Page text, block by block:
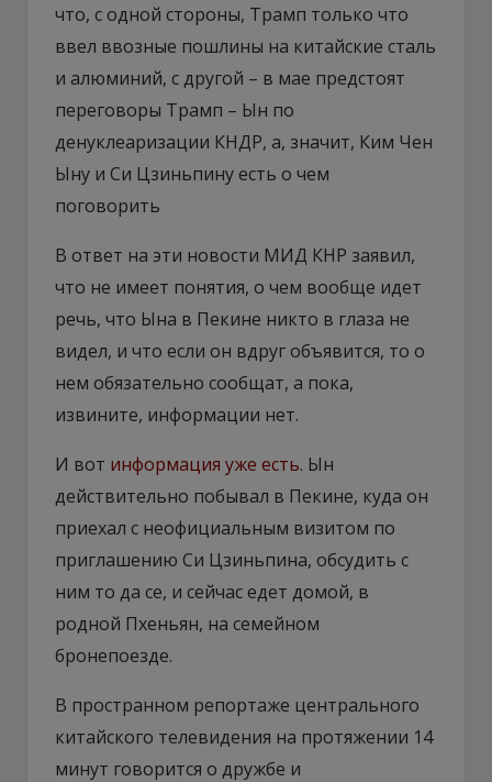
что, с одной стороны, Трамп только что
ввел ввозные пошлины на китайские сталь
и алюминий, с другой – в мае предстоят
переговоры Трамп – Ын по
денуклеаризации КНДР, а, значит, Ким Чен
Ыну и Си Цзиньпину есть о чем
поговорить
В ответ на эти новости МИД КНР заявил,
что не имеет понятия, о чем вообще идет
речь, что Ына в Пекине никто в глаза не
видел, и что если он вдруг объявится, то о
нем обязательно сообщат, а пока,
извините, информации нет.
И вот информация уже есть. Ын
действительно побывал в Пекине, куда он
приехал с неофициальным визитом по
приглашению Си Цзиньпина, обсудить с
ним то да се, и сейчас едет домой, в
родной Пхеньян, на семейном
бронепоезде.
В пространном репортаже центрального
китайского телевидения на протяжении 14
минут говорится о дружбе и